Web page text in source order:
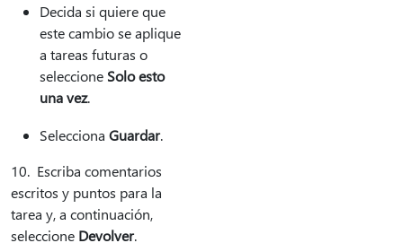
Decida si quiere que
este cambio se aplique
a tareas futuras o
seleccione Solo esto
una vez.
Selecciona Guardar.
10. Escriba comentarios
escritos y puntos para la
tarea y, a continuación,
seleccione Devolver.